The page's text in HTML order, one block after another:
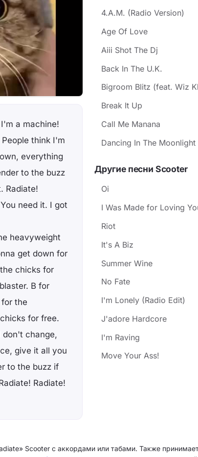
a machine!
think I'm
everything
to the buzz
Radiate!
need it. I got
heavyweight
get down for
chicks for
B for
the
for free.
don't change,
give it all you
to the buzz if
Radiate!
4.A.M. (Radio Version)
Age Of Love
Aiii Shot The Dj
Back In The U.K.
Bigroom Blitz (feat. Wiz
Break It Up
Call Me Manana
Dancing In The Moonlight
Другие песни Scooter
Oi
I Was Made for Loving
Riot
It's A Biz
Summer Wine
No Fate
I'm Lonely (Radio Edit)
J'adore Hardcore
I'm Raving
Move Your Ass!
Scooter с аккордами или табами. Также